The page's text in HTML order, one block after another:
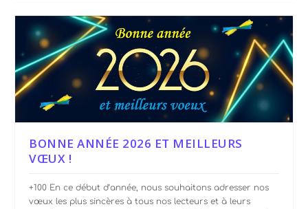
BONNE ANNÉE 2026 ET MEILLEURS
VŒUX !
+100 En ce début d’année, nous souhaitons adresser nos
vœux les plus sincères à tous nos lecteurs et à leurs